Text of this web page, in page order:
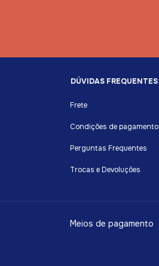
DÚVIDAS FREQUENTES
Frete
Condições de pagamento
Perguntas Frequentes
Trocas e Devoluções
Meios de pagamento